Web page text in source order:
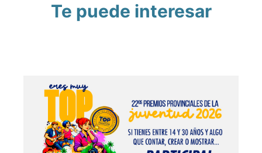
Te puede interesar